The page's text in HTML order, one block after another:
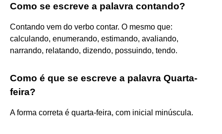
Como se escreve a palavra contando?
Contando vem do verbo contar. O mesmo que:
calculando, enumerando, estimando, avaliando,
narrando, relatando, dizendo, possuindo, tendo.
Como é que se escreve a palavra Quarta-
feira?
A forma correta é quarta-feira, com inicial minúscula.